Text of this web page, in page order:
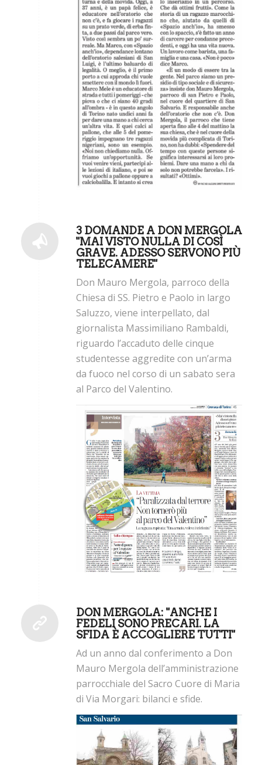
3 DOMANDE A DON MERGOLA
"MAI VISTO NULLA DI COSÌ
GRAVE. ADESSO SERVONO PIÙ
TELECAMERE"
Don Mauro Mergola, parroco della
Chiesa di SS. Pietro e Paolo in largo
Saluzzo, viene interpellato, dal
giornalista Massimiliano Rambaldi,
riguardo l’accaduto delle cinque
studentesse aggredite con un’arma
da fuoco nel corso di un sabato sera
al Parco del Valentino.
DON MERGOLA: "ANCHE I
FEDELI SONO PRECARI. LA
SFIDA È ACCOGLIERE TUTTI"
Ad un anno dal conferimento a Don
Mauro Mergola dell’amministrazione
parrocchiale del Sacro Cuore di Maria
di Via Morgari: bilanci e sfide.